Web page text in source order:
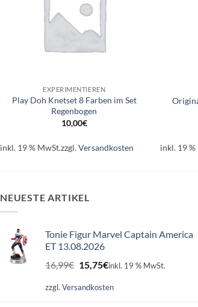
EXPERIMENTIEREN
Play Doh Knetset 8 Farben im Set
Regenbogen
10,00€
inkl. 19 % MwSt.zzgl.Versandkosten inkl. 19
NEUESTE ARTIKEL
Tonie Figur Marvel Captain America
ET 13.08.2026
16,99€ Ursprünglicher
Preis
war:
15,75€Aktueller
ist:
inkl. 19 % MwSt.
zzgl. Versandkosten